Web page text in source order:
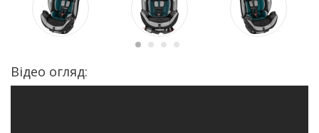
Відео огляд: